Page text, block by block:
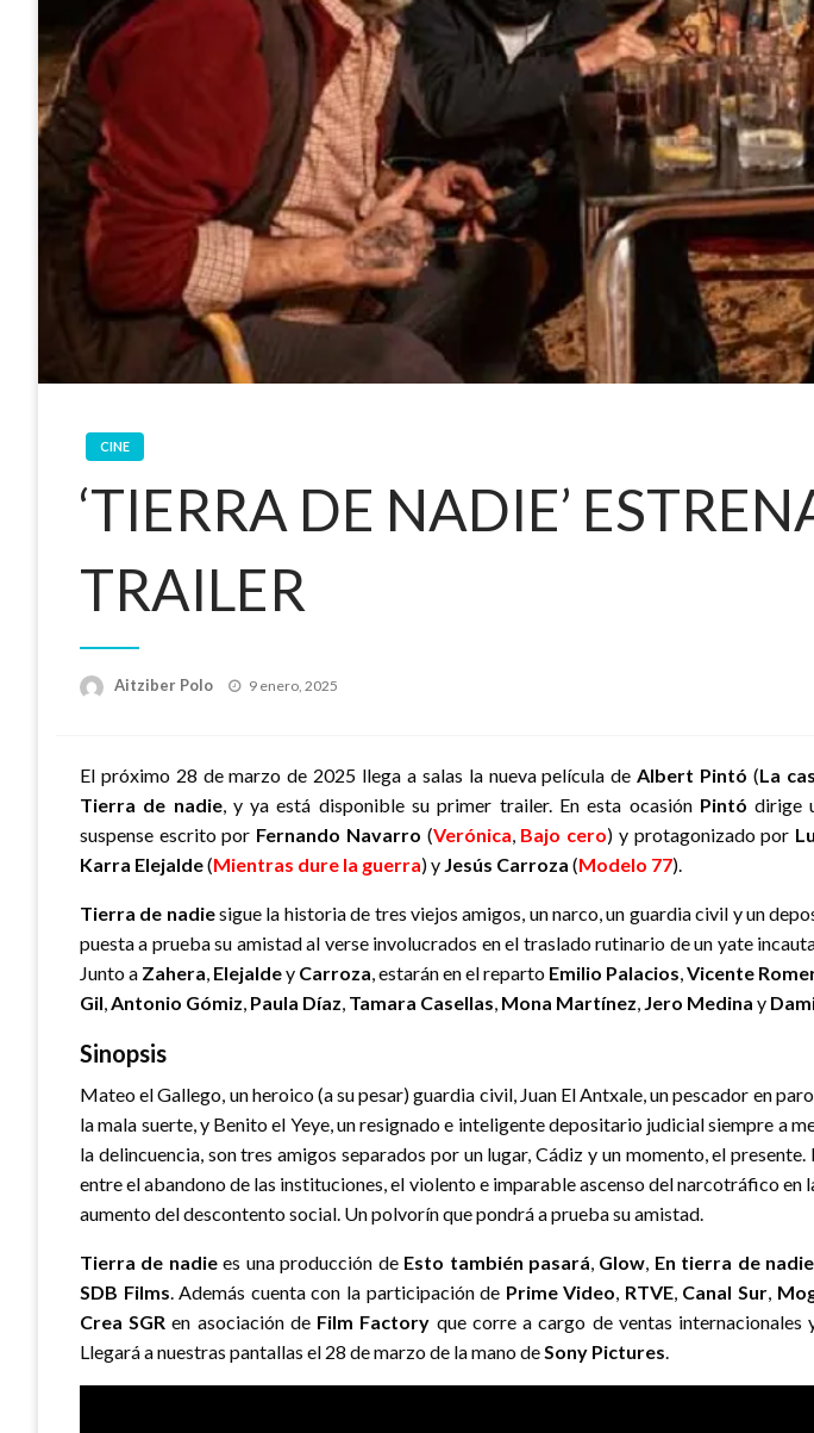
CINE
‘TIERRA DE NADIE’
TRAILER
Aitziber Polo
Publicado
9 enero, 2025
El próximo 28 de marzo de 2025 llega a salas la nueva película deAlbert Pintó (La
Tierra de nadie, y ya está disponible su primer trailer. En esta ocasión Pintó dirige
suspense escrito por Fernando Navarro (Verónica, Bajo cero) y protagonizado por
Karra Elejalde(Mientras dure la guerra) y Jesús Carroza (Modelo 77).
Tierra de nadiesigue la historia de tres viejos amigos, un narco, un guardia civil y un
puesta a prueba su amistad al verse involucrados en el traslado rutinario de un yate
Junto a Zahera, Elejaldey Carroza, estarán en el reparto Emilio Palacios,Vicente
Gil,Antonio Gómiz, Paula Díaz, Tamara Casellas, Mona Martínez, Jero Medina y
Sinopsis
Mateo el Gallego, un heroico (a su pesar) guardia civil, Juan El Antxale, un pescador en
la mala suerte, y Benito el Yeye, un resignado e inteligente depositario judicial siempre a
la delincuencia, son tres amigos separados por un lugar, Cádiz y un momento, el
entre el abandono de las instituciones, el violento e imparable ascenso del narcotráfico en
aumento del descontento social. Un polvorín que pondrá a prueba su amistad.
Tierra de nadiees una producción de Esto también pasará, Glow, En tierra de
SDB Films. Además cuenta con la participación de Prime Video, RTVE, Canal Sur,
Crea SGRen asociación de Film Factory que corre a cargo de ventas internacionales
Llegará a nuestras pantallas el 28 de marzo de la mano deSony Pictures.